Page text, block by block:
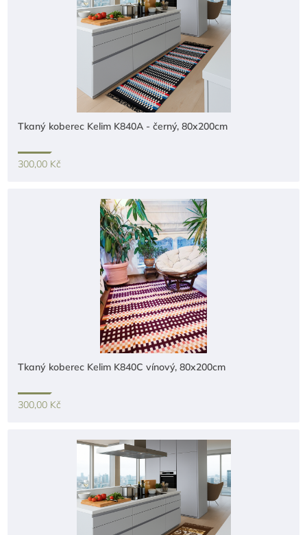
Tkaný koberec Kelim K840A - černý, 80x200cm
300,00 Kč
Tkaný koberec Kelim K840C vínový, 80x200cm
300,00 Kč